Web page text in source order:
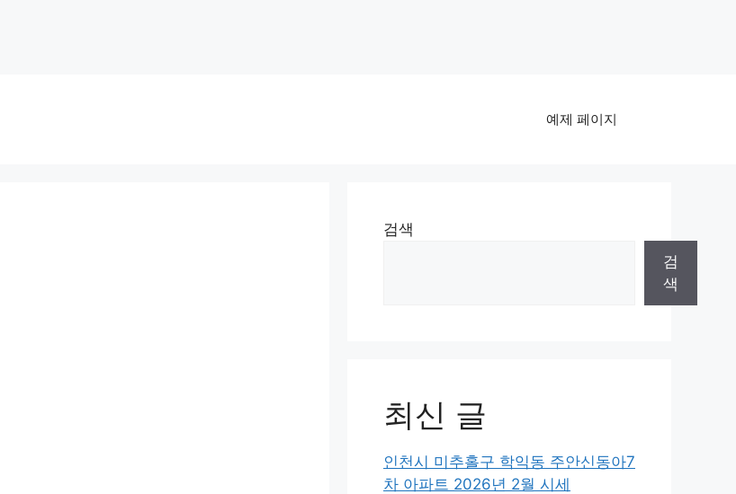
예제 페이지
검색
검
색
최신 글
인천시 미추홀구 학익동 주안신동아7
차 아파트 2026년 2월 시세